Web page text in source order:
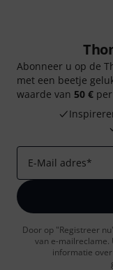
Abonneer u op de
met een beetje
waarde van 50 €
E-Mail adres*
Door op "Registreer
van e-mailreclame.
informatie